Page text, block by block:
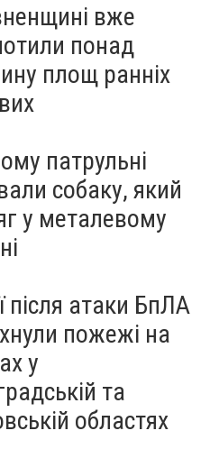
вже
понад
площ ранніх
патрульні
собаку, який
у металевому
після атаки БпЛА
пожежі на
у
та
областях